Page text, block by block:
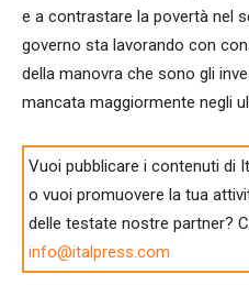
e a contrastare la povertà nel
governo sta lavorando con
della manovra che sono gli
mancata maggiormente negli
Vuoi pubblicare i contenuti di
o vuoi promuovere la tua
delle testate nostre partner?
info@italpress.com